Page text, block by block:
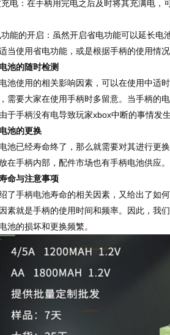
：在手柄用完电之后及时将其充满电，
的开启：虽然开启省电功能可以延长电
当使用省电功能，或是根据手柄的使用情
池的随时检测
使用的相关影响因素，可以在使用中适
需要大家在使用手柄时多留意。当手柄的
于手柄没有电导致玩家xbox中断的事情发生
池的更换
已经寿命终了，那么就需要对其进行更
在手柄内部，配件市场也有手柄电池供应。
命与注意事项
手柄电池寿命的相关因素，又给出了如
素就是手柄的使用时间和频率。因此，我
池的损坏和更换频繁。